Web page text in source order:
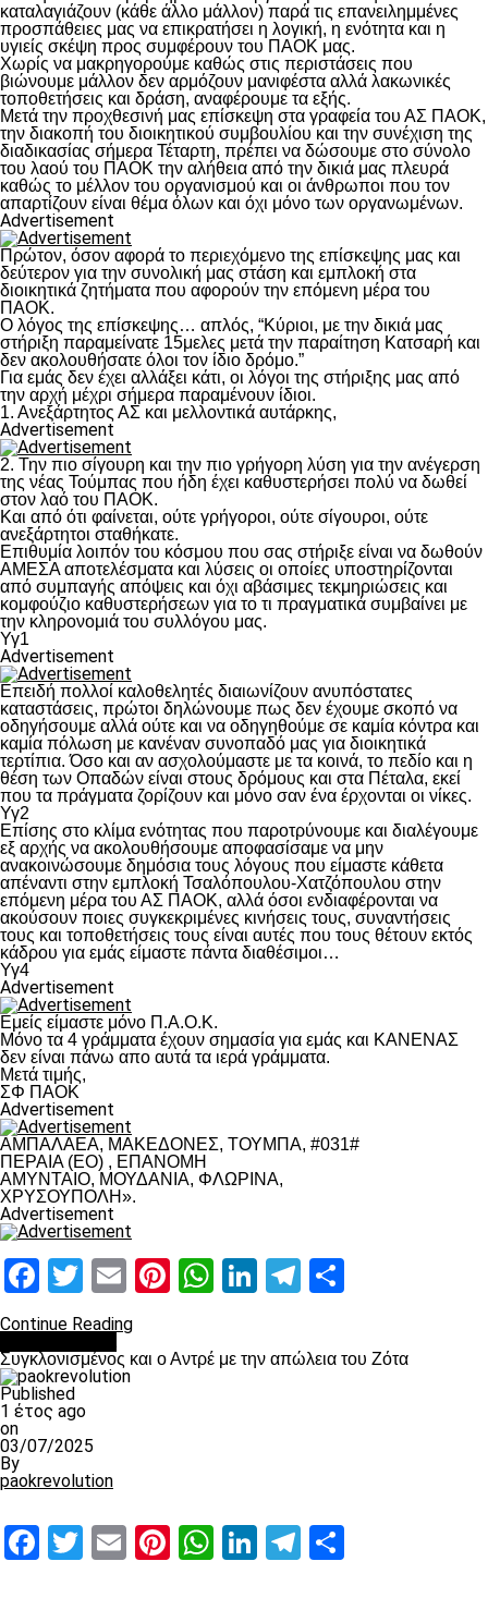
καταλαγιάζουν (κάθε άλλο μάλλον) παρά τις επανειλημμένες
προσπάθειες μας να επικρατήσει η λογική, η ενότητα και η
υγιείς σκέψη προς συμφέρουν του ΠΑΟΚ μας.
Χωρίς να μακρηγορούμε καθώς στις περιστάσεις που
βιώνουμε μάλλον δεν αρμόζουν μανιφέστα αλλά λακωνικές
τοποθετήσεις και δράση, αναφέρουμε τα εξής.
Μετά την προχθεσινή μας επίσκεψη στα γραφεία του ΑΣ ΠΑΟΚ,
την διακοπή του διοικητικού συμβουλίου και την συνέχιση της
διαδικασίας σήμερα Τέταρτη, πρέπει να δώσουμε στο σύνολο
του λαού του ΠΑΟΚ την αλήθεια από την δικιά μας πλευρά
καθώς το μέλλον του οργανισμού και οι άνθρωποι που τον
απαρτίζουν είναι θέμα όλων και όχι μόνο των οργανωμένων.
Advertisement
Πρώτον, όσον αφορά το περιεχόμενο της επίσκεψης μας και
δεύτερον για την συνολική μας στάση και εμπλοκή στα
διοικητικά ζητήματα που αφορούν την επόμενη μέρα του
ΠΑΟΚ.
Ο λόγος της επίσκεψης… απλός, “Κύριοι, με την δικιά μας
στήριξη παραμείνατε 15μελες μετά την παραίτηση Κατσαρή και
δεν ακολουθήσατε όλοι τον ίδιο δρόμο.”
Για εμάς δεν έχει αλλάξει κάτι, οι λόγοι της στήριξης μας από
την αρχή μέχρι σήμερα παραμένουν ίδιοι.
1. Ανεξάρτητος ΑΣ και μελλοντικά αυτάρκης,
Advertisement
2. Την πιο σίγουρη και την πιο γρήγορη λύση για την ανέγερση
της νέας Τούμπας που ήδη έχει καθυστερήσει πολύ να δωθεί
στον λαό του ΠΑΟΚ.
Και από ότι φαίνεται, ούτε γρήγοροι, ούτε σίγουροι, ούτε
ανεξάρτητοι σταθήκατε.
Επιθυμία λοιπόν του κόσμου που σας στήριξε είναι να δωθούν
ΑΜΕΣΑ αποτελέσματα και λύσεις οι οποίες υποστηρίζονται
από συμπαγής απόψεις και όχι αβάσιμες τεκμηριώσεις και
κομφούζιο καθυστερήσεων για το τι πραγματικά συμβαίνει με
την κληρονομιά του συλλόγου μας.
Υγ1
Advertisement
Επειδή πολλοί καλοθελητές διαιωνίζουν ανυπόστατες
καταστάσεις, πρώτοι δηλώνουμε πως δεν έχουμε σκοπό να
οδηγήσουμε αλλά ούτε και να οδηγηθούμε σε καμία κόντρα και
καμία πόλωση με κανέναν συνοπαδό μας για διοικητικά
τερτίπια. Όσο και αν ασχολούμαστε με τα κοινά, το πεδίο και η
θέση των Οπαδών είναι στους δρόμους και στα Πέταλα, εκεί
που τα πράγματα ζορίζουν και μόνο σαν ένα έρχονται οι νίκες.
Υγ2
Επίσης στο κλίμα ενότητας που παροτρύνουμε και διαλέγουμε
εξ αρχής να ακολουθήσουμε αποφασίσαμε να μην
ανακοινώσουμε δημόσια τους λόγους που είμαστε κάθετα
απέναντι στην εμπλοκή Τσαλόπουλου-Χατζόπουλου στην
επόμενη μέρα του ΑΣ ΠΑΟΚ, αλλά όσοι ενδιαφέρονται να
ακούσουν ποιες συγκεκριμένες κινήσεις τους, συναντήσεις
τους και τοποθετήσεις τους είναι αυτές που τους θέτουν εκτός
κάδρου για εμάς είμαστε πάντα διαθέσιμοι…
Υγ4
Advertisement
Εμείς είμαστε μόνο Π.Α.Ο.Κ.
Μόνο τα 4 γράμματα έχουν σημασία για εμάς και ΚΑΝΕΝΑΣ
δεν είναι πάνω απο αυτά τα ιερά γράμματα.
Μετά τιμής,
ΣΦ ΠΑΟΚ
Advertisement
ΑΜΠΑΛΑΕΑ, ΜΑΚΕΔΟΝΕΣ, ΤΟΥΜΠΑ, #031#
ΠΕΡΑΙΑ (ΕΟ) , ΕΠΑΝΟΜΗ
ΑΜΥΝΤΑΙΟ, ΜΟΥΔΑΝΙΑ, ΦΛΩΡΙΝΑ,
ΧΡΥΣΟΥΠΟΛΗ».
Advertisement
Facebook
Twitter
EmailPinterest
WhatsApp
LinkedIn
Telegram
Continue Reading
Συγκλονισμένος και ο Αντρέ με την απώλεια του Ζότα
Published
1 έτος ago
on
03/07/2025
By
paokrevolution
Facebook
Twitter
EmailPinterest
WhatsApp
LinkedIn
Telegram